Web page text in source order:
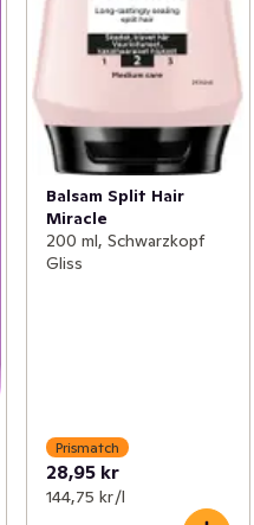
Balsam Split Hair
Miracle
200 ml, Schwarzkopf
Gliss
Prismatch
28,95 kr
144,75 kr /l